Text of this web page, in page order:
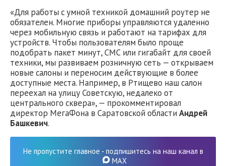
«Для работы с умной техникой домашний роутер не
обязателен. Многие приборы управляются удаленно
через мобильную связь и работают на тарифах для
устройств. Чтобы пользователям было проще
подобрать пакет минут, СМС или гигабайт для своей
техники, мы развиваем розничную сеть — открываем
новые салоны и переносим действующие в более
доступные места. Например, в Ртищево наш салон
переехал на улицу Советскую, недалеко от
центрального сквера», — прокомментировал
директор МегаФона в Саратовской области Андрей
Башкевич.
Не пропустите главное - подпишитесь на наш канал в
MAX